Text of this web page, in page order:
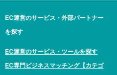
EC運営のサービス・外部パートナー
を探す
EC運営のサービス・ツールを探す
EC専門ビジネスマッチング【カテゴ